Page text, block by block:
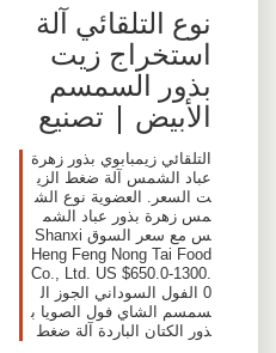
نوع التلقائي آلة
استخراج زيت
بذور السمسم
الأبيض | تصنيع
التلقائي زيمبابوي بذور زهرة
عباد الشمس آلة ضغط الزي
ت السعر. العضوية نوع الش
مس زهرة بذور عباد الشم
س مع سعر السوق Shanxi
Heng Feng Nong Tai Food
Co., Ltd. US $650.0-1300.
0 الفول السوداني الجوز ال
سمسم الشاي فول الصويا ب
ذور الكتان الباردة آلة ضغط